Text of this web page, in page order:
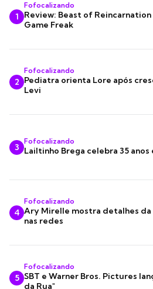
1
Fofocalizando
Review: Beast of
Game Freak
2
Fofocalizando
Pediatra orienta Lore após
Levi
3
Fofocalizando
Lailtinho Brega celebra 35
4
Fofocalizando
Ary Mirelle mostra detalhes da
nas redes
5
Fofocalizando
SBT e Warner Bros. Pictures
da Rua"